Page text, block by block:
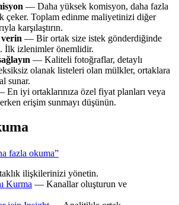
— Daha yüksek komisyon, daha fazla
çeker. Toplam edinme maliyetinizi diğer
karşılaştırın.
verin — Bir ortak size istek gönderdiğinde
İlk izlenimler önemlidir.
— Kaliteli fotoğraflar, detaylı
olanak listeleri olan mülkler, ortaklara
sunar.
En iyi ortaklarınıza özel fiyat planları veya
erişim sunmayı düşünün.
fazla okuma”
ilişkilerinizi yönetin.
Kurma — Kanallar oluşturun ve